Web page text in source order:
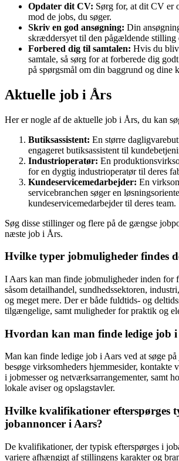
Opdater dit CV: Sørg for, at dit CV er
mod de jobs, du søger.
Skriv en god ansøgning: Din
skræddersyet til den pågældende stilling
Forbered dig til samtalen: Hvis du
samtale, så sørg for at forberede dig
på spørgsmål om din baggrund og dine
Aktuelle job i Års
Her er nogle af de aktuelle job i Års, du kan
Butiksassistent: En større
engageret butiksassistent til
Industrioperatør: En
for en dygtig industrioperatør til deres
Kundeservicemedarbejder: En
servicebranchen søger en
kundeservicemedarbejder til deres team.
Søg disse stillinger og flere på de gængse
næste job i Års.
Hvilke typer jobmuligheder findes
I Aars kan man finde jobmuligheder inden for
såsom detailhandel, sundhedssektoren,
og meget mere. Der er både fuldtids- og
tilgængelige, samt muligheder for praktik og
Hvordan kan man finde ledige job i
Man kan finde ledige job i Aars ved at søge på
besøge virksomheders hjemmesider, kontakte
i jobmesser og netværksarrangementer, samt
lokale aviser og opslagstavler.
Hvilke kvalifikationer efterspørges
jobannoncer i Aars?
De kvalifikationer, der typisk efterspørges i
variere afhængigt af stillingens karakter og